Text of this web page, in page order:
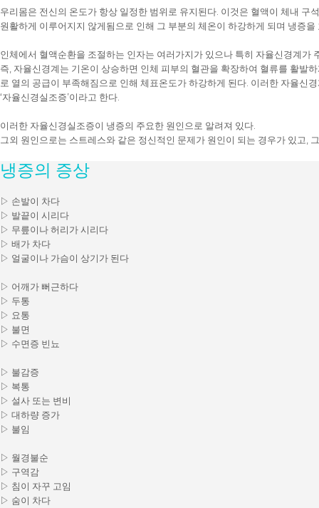
우리몸은 전신의 온도가 항상 일정한 범위로 유지된다. 이것은 혈액이 체내
원활하게 이루어지지 않게됨으로 인해 그 부분의 체온이 하강하게 되며 냉증
인체에서 혈액순환을 조절하는 인자는 여러가지가 있으나 특히 자율신경계가
즉, 자율신경계는 기온이 상승하면 인체 피부의 혈관을 확장하여 혈류를 활발
로 열의 공급이 부족해짐으로 인해 체표온도가 하강하게 된다. 이러한 자율신
‘자율신경실조증’이라고 한다.
이러한 자율신경실조증이 냉증의 주요한 원인으로 알려져 있다.
그외 원인으로는 스트레스와 같은 정신적인 문제가 원인이 되는 경우가 있고,
냉증의 증상
▷ 손발이 차다
▷ 발끝이 시리다
▷ 무릎이나 허리가 시리다
▷ 배가 차다
▷ 얼굴이나 가슴이 상기가 된다
▷ 어깨가 뻐근하다
▷ 두통
▷ 요통
▷ 불면
▷ 수면증 빈뇨
▷ 불감증
▷ 복통
▷ 설사 또는 변비
▷ 대하량 증가
▷ 불임
▷ 월경불순
▷ 구역감
▷ 침이 자꾸 고임
▷ 숨이 차다